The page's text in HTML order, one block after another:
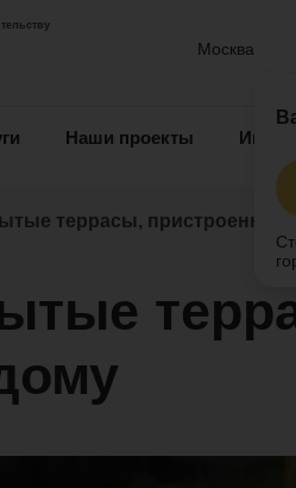
Москва
Наши проекты
террасы, пристроенные